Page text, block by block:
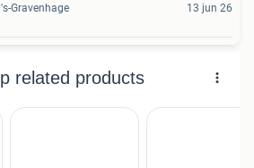
's-Gravenhage 13 jun 26